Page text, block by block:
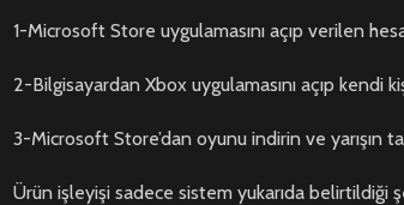
1-Microsoft Store uygulamasını açıp verilen
2-Bilgisayardan Xbox uygulamasını açıp kendi
3-Microsoft Store’dan oyunu indirin ve yarışın
Ürün işleyişi sadece sistem yukarıda belirtildiği